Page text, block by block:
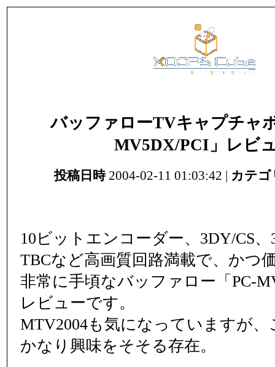
バッファローTVキャプチャ
MV5DX/PCI」レビ
投稿日時2004-02-11 01:03:42 | カテゴ
10ビットエンコーダー、3DY/CS、
TBCなど高画質回路満載で、かつ
非常に手頃なバッファロー「PC-
レビューです。
MTV2004も気になっていますが
かなり興味をそそる存在。